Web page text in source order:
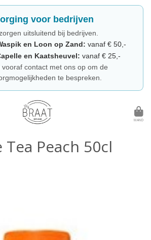
voor bedrijven
uitsluitend bij bedrijven.
en Loon op Zand: vanaf € 50,-
en Kaatsheuvel: vanaf € 25,-
vooraf contact met ons op om de
te bespreken.
MAND
Peach 50cl